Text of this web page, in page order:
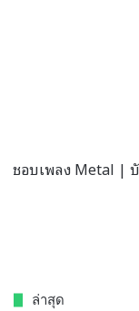
ชอบเพลง Metal |
ล่าสุด